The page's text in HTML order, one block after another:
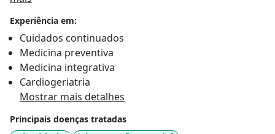
Lar Nossa Senhora das Graças
Experiência em:
Cuidados continuados
Medicina preventiva
Medicina integrativa
Cardiogeriatria
Mostrar mais detalhes
Principais doenças tratadas